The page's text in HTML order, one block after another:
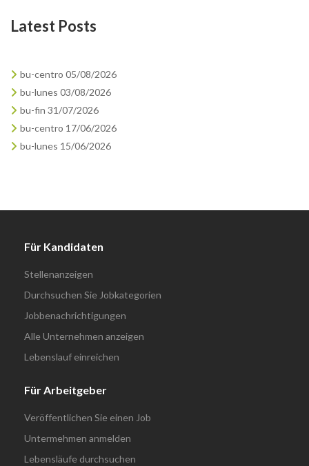
Latest Posts
bu-centro 05/08/2026
bu-lunes 03/08/2026
bu-fin 31/07/2026
bu-centro 17/06/2026
bu-lunes 15/06/2026
Für Kandidaten
Stellenanzeigen
Durchsuchen Sie Jobkategorien
Jobbenachrichtigungen
Alle Unternehmen anzeigen
Lebenslauf einreichen
Für Arbeitgeber
Veröffentlichen Sie einen Job
Untermehmen anmelden
Lebensläufe durchsuchen